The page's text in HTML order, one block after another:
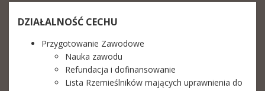
DZIAŁALNOŚĆ CECHU
Przygotowanie Zawodowe
Nauka zawodu
Refundacja i dofinansowanie
Lista Rzemieślników mających uprawnienia do